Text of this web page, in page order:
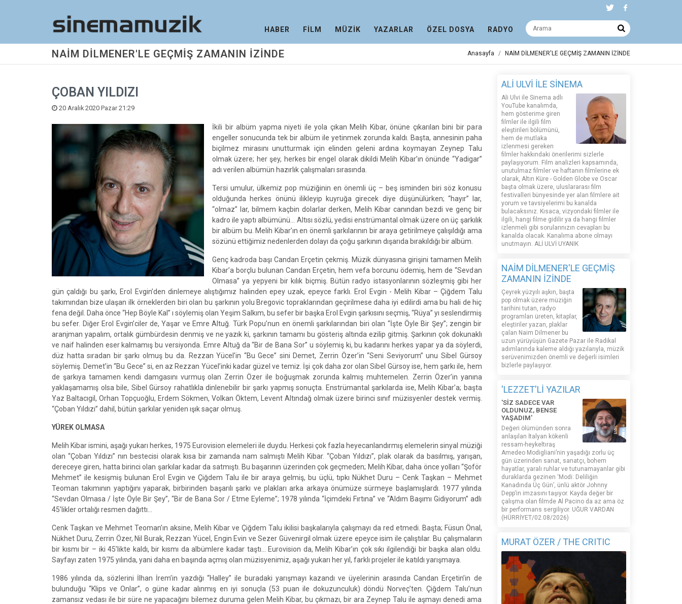
HABER FİLM MÜZİK YAZARLAR ÖZEL DOSYA RADYO
NAİM DİLMENER'LE GEÇMİŞ ZAMANIN İZİNDE Anasayfa NAİM DİLMENER'LE GEÇMİŞ ZAMANIN İZİNDE
ÇOBAN YILDIZI
20 Aralık 2020 Pazar 21:29
İkili bir albüm yapma niyeti ile yola çıkan Melih Kibar, önüne çıkarılan bini bir para
engeller sonucunda tek bir albüm ile yetinmek zorunda kaldı. Başta, annesinin paha
biçilmez mirasını unutturmak için elinden geleni ardına koymayan Zeynep Talu
olmak üzere; her şey, herkes bir engel olarak dikildi Melih Kibar’ın önünde “Yadigar”
adı verilen albümün hazırlık çalışmaları sırasında.
Tersi umulur, ülkemiz pop müziğinin en önemli üç – beş isminden biri söz konusu
olduğunda herkes önünü ilikleyip kuyruğa girecek diye düşünülürken; “hayır” lar,
“olmaz” lar, bilmem kaçbin dolarlar derken, Melih Kibar canından bezdi ve genç bir
kadro ile yaptı albümünü... Altısı sözlü, yedisi enstrümantal olmak üzere on üç şarkılık
bir albüm bu. Melih Kibar’ın en önemli şarkılarının bir araya getirilmeye çalışıldığı ama
sözünü ettiğimiz nedenlerden dolayı da çoğu şarkının dışarıda bırakıldığı bir albüm.
Genç kadroda başı Candan Erçetin çekmiş. Müzik dünyasına girişini tamamen Melih
Kibar’a borçlu bulunan Candan Erçetin, hem vefa borcunu ödemiş, hem de “Sevdan
Olmasa” ya yepyeni bir kılık biçmiş. Bütün radyo istasyonlarının sözleşmiş gibi her
gün çaldığı bu şarkı, Erol Evgin’den dinlemeye alıştığımız halinden epey uzak, epeyce farklı. Erol Evgin - Melih Kibar – Çiğdem Talu
takımından bize ulaşan ilk örneklerden biri olan bu şarkının yolu Bregovic topraklarından geçirilmese daha iyi edilirdi ama bu hali de hiç
fena değil. Daha önce “Hep Böyle Kal” ı söylemiş olan Yeşim Salkım, bu sefer bir başka Erol Evgin şarkısını seçmiş, “Rüya” yı seslendirmiş
bu sefer. Diğer Erol Evgin’ciler de, Yaşar ve Emre Altuğ. Türk Popu’nun en önemli şarkılarından biri olan “İşte Öyle Bir Şey”; zengin bir
aranjman yapalım, ortalık gümbürdesin denmiş ve ne yazık ki, şarkının tamamı bu gösteriş altında ezilip gitmiş. Şarkının çok dokunaklı
ve naif halinden eser kalmamış bu versiyonda. Emre Altuğ da “Bir de Bana Sor” u söylemiş ki, bu kadarını herkes yapar ya da söylerdi,
düz hatta sıradan bir şarkı olmuş bu da. Rezzan Yücel’in “Bu Gece” sini Demet, Zerrin Özer’in “Seni Seviyorum” unu Sibel Gürsoy
söylemiş. Demet’in “Bu Gece” si, en az Rezzan Yücel’inki kadar güzel ve temiz. İşi çok daha zor olan Sibel Gürsoy ise, hem şarkı ile, hem
de şarkıya tamamen kendi damgasını vurmuş olan Zerrin Özer ile boğuşmak zorunda kalmış muhtemelen. Zerrin Özer’in yanına
yaklaşamamış olsa bile, Sibel Gürsoy rahatlıkla dinlenebilir bir şarkı yapmış sonuçta. Enstrümantal şarkılarda ise, Melih Kibar’a; başta
Yaz Baltacıgil, Orhan Topçuoğlu, Erdem Sökmen, Volkan Öktem, Levent Altındağ olmak üzere birinci sınıf müzisyenler destek vermiş.
“Çoban Yıldızı” dahil, bütün şarkılar yeniden ışık saçar olmuş.
YÜREK OLMASA
Melih Kibar ismini, aşağı yukarı herkes, 1975 Eurovision elemeleri ile duydu. Herkesi çok fazla heyecanlandırmış elemelerin sinyal müziği
olan “Çoban Yıldızı” nın bestecisi olarak kısa bir zamanda nam salmıştı Melih Kibar. “Çoban Yıldızı”, plak olarak da basılmış, yarışan,
dereceye giren, hatta birinci olan şarkılar kadar da satmıştı. Bu başarının üzerinden çok geçmeden; Melih Kibar, daha önce yolları “Şoför
Mehmet” ile kesişmiş bulunan Erol Evgin ve Çiğdem Talu ile bir araya gelmiş, bu üçlü, tıpkı Nükhet Duru – Cenk Taşkan – Mehmet
Teoman takımının yaptığını yaparak, birbirinden başarılı şarkı ve plakları arka arkaya önümüze sürmeye başlamışlardı. 1977 yılında
“Sevdan Olmasa / İşte Öyle Bir Şey”, “Bir de Bana Sor / Etme Eyleme”; 1978 yılında “İçimdeki Fırtına” ve “Aldım Başımı Gidiyorum” adlı
45’likler ortalığı resmen dağıttı...
Cenk Taşkan ve Mehmet Teoman’ın aksine, Melih Kibar ve Çiğdem Talu ikilisi başkalarıyla çalışmayı da red etmedi. Başta; Füsun Önal,
Nükhet Duru, Zerrin Özer, Nil Burak, Rezzan Yücel, Engin Evin ve Sezer Güvenirgil olmak üzere epeyce isim ile çalıştılar. Bu çalışmaların
bir kısmı bir – iki 45’likte kaldı, bir kısmı da albümlere kadar taştı... Eurovision da, Melih Kibar’ın çok sıkı ilgilendiği bir başka alan oldu.
Sayfayı zaten 1975 yılında, yani daha en başında açmış olan müzisyenimiz, aşağı yukarı her yıl, farklı projeler ile katıldı yarışmaya.
1986 yılında da, sözlerini İlhan İrem’in yazdığı “Halley” ile buradaki yarışmayı kazandı ve üyelerinin arasında Candan Erçetin’in de
bulunduğu “Klips ve Onlar”, o güne kadar alınmış en iyi sonuçla (53 puan ile dokuzunculuk) döndü Norveç’ten. Çiğdem Talu’nun
zamansız vedası ile bir süre ne yapacağını bilemez duruma gelen Melih Kibar, bu çıkmazı, bir ara Zeynep Talu ile aşmayı denedi ama
ALİ ULVİ İLE SİNEMA
Ali Ulvi ile Sinema adlı
YouTube kanalımda,
hem gösterime giren
filmler ile ilgili film
eleştirileri bölümünü,
hem de mutlaka
izlenmesi gereken
filmler hakkındaki önerilerimi sizlerle
paylaşıyorum. Film analizleri kapsamında,
unutulmaz filmler ve haftanın filmlerine ek
olarak, Altın Küre - Golden Globe ve Oscar
başta olmak üzere, uluslararası film
festivalleri bünyesinde yer alan filmlere ait
yorum ve tavsiyelerimi bu kanalda
bulacaksınız. Kısaca, vizyondaki filmler ile
ilgili, hangi filme gidilir ya da hangi filmler
izlenmeli gibi sorularınızın cevapları bu
kanalda olacak. Kanalıma abone olmayı
unutmayın. ALİ ULVİ UYANIK
NAİM DİLMENER'LE GEÇMİŞ
ZAMANIN İZİNDE
Çeyrek yüzyılı aşkın, başta
pop olmak üzere müziğin
tarihini tutan, radyo
programları üreten, kitaplar,
eleştiriler yazan, plaklar
çalan Naim Dilmener bu
uzun yürüyüşün Gazete Pazar ile Radikal
adımlarında kaleme aldığı yazılarıyla, müzik
serüvenimizden önemli ve değerli isimleri
bizlerle paylaşıyor.
'LEZZET'Lİ YAZILAR
'SİZ SADECE VAR
OLDUNUZ, BENSE
YAŞADIM'
Değeri ölümünden sonra
anlaşılan İtalyan kökenli
ressam-heykeltıraş
Amedeo Modigliani’nin yaşadığı zorlu üç
gün üzerinden sanat, sanatçı, bohem
hayatlar, yaralı ruhlar ve tutunamayanlar gibi
duraklarda gezinen ‘Modi: Deliliğin
Kanadında Üç Gün’, ünlü aktör Johnny
Depp’in imzasını taşıyor. Kayda değer bir
çalışma olan filmde Al Pacino da az ama öz
bir performans sergiliyor. UĞUR VARDAN
(HÜRRİYET/02.08/2026)
MURAT ÖZER / THE CRITIC